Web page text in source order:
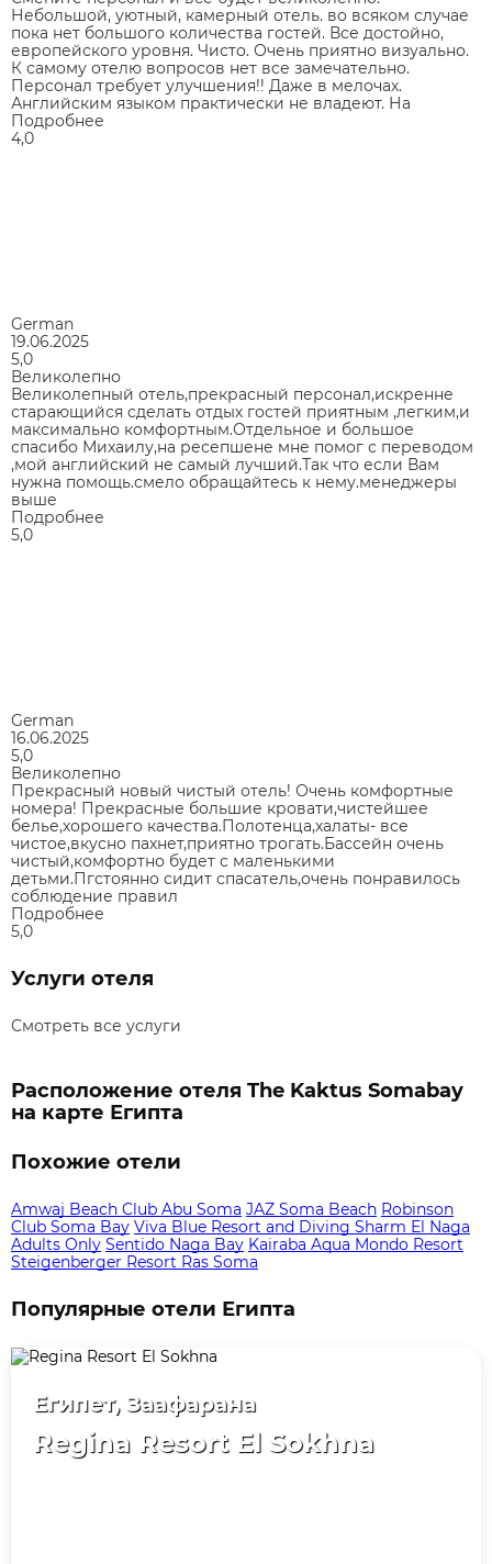
Небольшой, уютный, камерный отель. во всяком случае
пока нет большого количества гостей. Все достойно,
европейского уровня. Чисто. Очень приятно визуально.
К самому отелю вопросов нет все замечательно.
Персонал требует улучшения!! Даже в мелочах.
Английским языком практически не владеют. На
Подробнее
4,0
German
19.06.2025
5,0
Великолепно
Великолепный отель,прекрасный персонал,искренне
старающийся сделать отдых гостей приятным ,легким,и
максимально комфортным.Отдельное и большое
спасибо Михаилу,на ресепшене мне помог с переводом
,мой английский не самый лучший.Так что если Вам
нужна помощь.смело обращайтесь к нему.менеджеры
выше
Подробнее
5,0
German
16.06.2025
5,0
Великолепно
Прекрасный новый чистый отель! Очень комфортные
номера! Прекрасные большие кровати,чистейшее
белье,хорошего качества.Полотенца,халаты- все
чистое,вкусно пахнет,приятно трогать.Бассейн очень
чистый,комфортно будет с маленькими
детьми.Пгстоянно сидит спасатель,очень понравилось
соблюдение правил
Подробнее
5,0
Услуги отеля
Смотреть все услуги
Расположение отеля The Kaktus Somabay
на карте Египта
Похожие отели
Amwaj Beach Club Abu Soma JAZ Soma Beach Robinson
Club Soma Bay Viva Blue Resort and Diving Sharm El Naga
Adults Only Sentido Naga Bay Kairaba Aqua Mondo Resort
Steigenberger Resort Ras Soma
Популярные отели Египта
Египет, Заафарана
Regina Resort El Sokhna